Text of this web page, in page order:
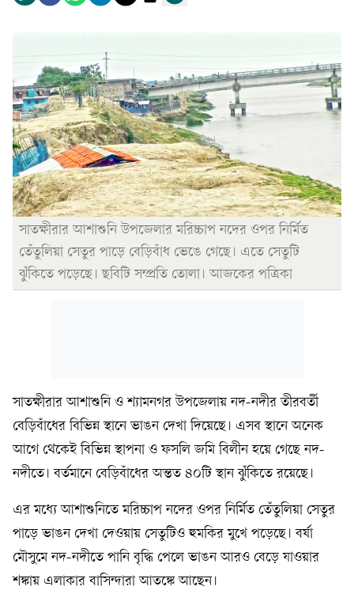
সাতক্ষীরার আশাশুনি উপজেলার মরিচ্চাপ নদের ওপর নির্মিত
তেঁতুলিয়া সেতুর পাড়ে বেড়িবাঁধ ভেঙে গেছে। এতে সেতুটি
ঝুঁকিতে পড়েছে। ছবিটি সম্প্রতি তোলা। আজকের পত্রিকা
সাতক্ষীরার আশাশুনি ও শ্যামনগর উপজেলায় নদ-নদীর তীরবর্তী
বেড়িবাঁধের বিভিন্ন স্থানে ভাঙন দেখা দিয়েছে। এসব স্থানে অনেক
আগে থেকেই বিভিন্ন স্থাপনা ও ফসলি জমি বিলীন হয়ে গেছে নদ-
নদীতে। বর্তমানে বেড়িবাঁধের অন্তত ৪০টি স্থান ঝুঁকিতে রয়েছে।
এর মধ্যে আশাশুনিতে মরিচ্চাপ নদের ওপর নির্মিত তেঁতুলিয়া সেতুর
পাড়ে ভাঙন দেখা দেওয়ায় সেতুটিও হুমকির মুখে পড়েছে। বর্ষা
মৌসুমে নদ-নদীতে পানি বৃদ্ধি পেলে ভাঙন আরও বেড়ে যাওয়ার
শঙ্কায় এলাকার বাসিন্দারা আতঙ্কে আছেন।